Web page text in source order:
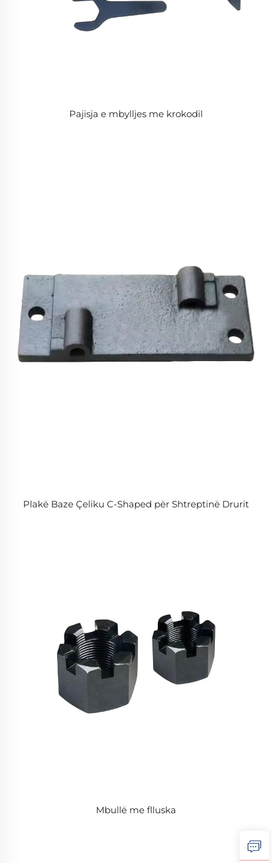
Pajisja e mbylljes me krokodil
Plakë Baze Çeliku C-Shaped për Shtreptinë Drurit
Mbullë me flluska